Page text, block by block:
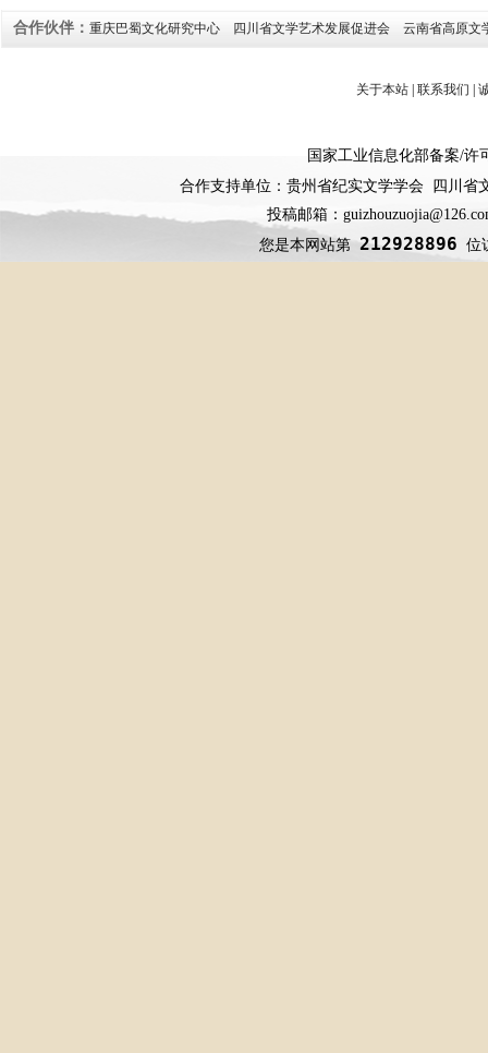
合作伙伴： 重庆巴蜀文化研究中心 四川省文学艺术发展促进会 云南省高原文
关于本站| 联系我们 |
国家工业信息化部备案/许
合作支持单位：贵州省纪实文学学会 四川
投稿邮箱：
您是本网站第212928896